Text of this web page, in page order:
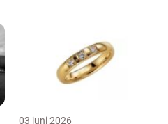
03 juni 2026